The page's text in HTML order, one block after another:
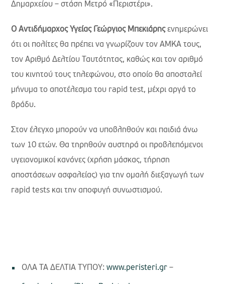
Δημαρχείου – στάση Μετρό «Περιστέρι».
Ο Αντιδήμαρχος Υγείας Γεώργιος Μπεκιάρηςενημερώνει
ότι οι πολίτες θα πρέπει να γνωρίζουν τον ΑΜΚΑ τους,
τον Αριθμό Δελτίου Ταυτότητας, καθώς και τον αριθμό
του κινητού τους τηλεφώνου, στο οποίο θα αποσταλεί
μήνυμα το αποτέλεσμα του rapid test, μέχρι αργά το
βράδυ.
Στον έλεγχο μπορούν να υποβληθούν και παιδιά άνω
των 10 ετών. Θα τηρηθούν αυστηρά οι προβλεπόμενοι
υγειονομικοί κανόνες (χρήση μάσκας, τήρηση
αποστάσεων ασφαλείας) για την ομαλή διεξαγωγή των
rapid tests και την αποφυγή συνωστισμού.
ΟΛΑ ΤΑ ΔΕΛΤΙΑ ΤΥΠΟΥ:www.peristeri.gr –